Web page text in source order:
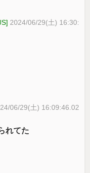
2024/06/29(土) 16:30:
06/29(土) 16:09:46.02
れてた